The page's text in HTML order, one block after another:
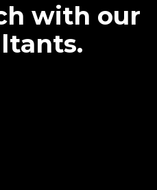
with our